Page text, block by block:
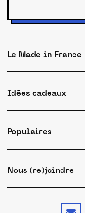
Le Made in France
Idées cadeaux
Populaires
Nous (re)joindre